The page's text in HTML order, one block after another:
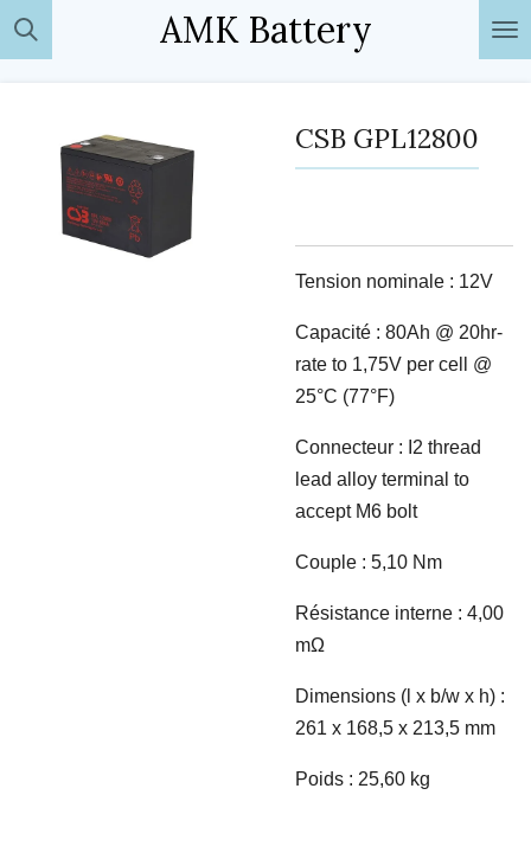
Passer
au
AMK Battery
CSB GPL12800
Tension nominale : 12V
Capacité : 80Ah @ 20hr-
rate to 1,75V per cell @
25°C (77°F)
Connecteur : I2 thread
lead alloy terminal to
accept M6 bolt
Couple : 5,10 Nm
Résistance interne : 4,00
mΩ
Dimensions (l x b/w x h) :
261 x 168,5 x 213,5 mm
Poids : 25,60 kg